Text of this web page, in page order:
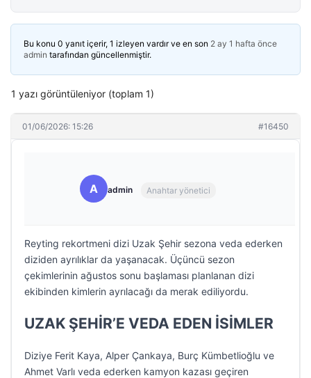
Bu konu 0 yanıt içerir, 1 izleyen vardır ve en son 2 ay 1 hafta önce
admin tarafından güncellenmiştir.
1 yazı görüntüleniyor (toplam 1)
01/06/2026: 15:26 #16450
A admin Anahtar yönetici
Reyting rekortmeni dizi Uzak Şehir sezona veda ederken
diziden ayrılıklar da yaşanacak. Üçüncü sezon
çekimlerinin ağustos sonu başlaması planlanan dizi
ekibinden kimlerin ayrılacağı da merak ediliyordu.
UZAK ŞEHİR’E VEDA EDEN İSİMLER
Diziye Ferit Kaya, Alper Çankaya, Burç Kümbetlioğlu ve
Ahmet Varlı veda ederken kamyon kazası geçiren